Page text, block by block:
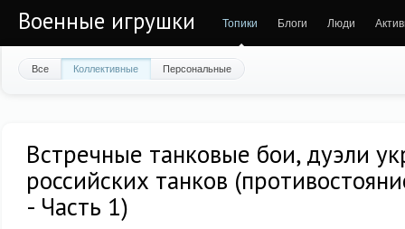
Военные игрушки Топики Блоги Люди
Все Коллективные Персональные
Встречные танковые бои, дуэли
российских танков
- Часть 1)